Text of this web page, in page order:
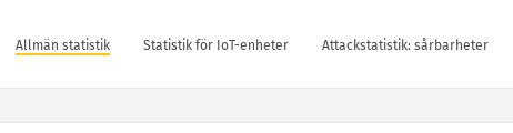
Allmän statistik Statistik för IoT-enheter Attackstatistik: sårbarheter